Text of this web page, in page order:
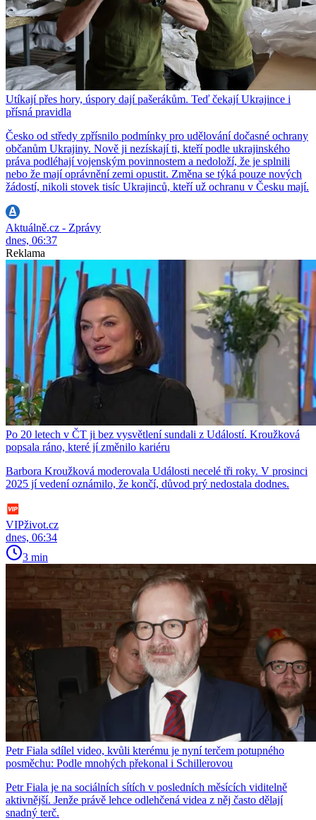
Utíkají přes hory, úspory dají pašerákům. Teď čekají Ukrajince i
přísná pravidla
Česko od středy zpřísnilo podmínky pro udělování dočasné ochrany
občanům Ukrajiny. Nově ji nezískají ti, kteří podle ukrajinského
práva podléhají vojenským povinnostem a nedoloží, že je splnili
nebo že mají oprávnění zemi opustit. Změna se týká pouze nových
žádostí, nikoli stovek tisíc Ukrajinců, kteří už ochranu v Česku mají.
Aktuálně.cz - Zprávy
dnes, 06:37
Reklama
Po 20 letech v ČT ji bez vysvětlení sundali z Událostí. Kroužková
popsala ráno, které jí změnilo kariéru
Barbora Kroužková moderovala Události necelé tři roky. V prosinci
2025 jí vedení oznámilo, že končí, důvod prý nedostala dodnes.
VIPživot.cz
dnes, 06:34
3 min
Petr Fiala sdílel video, kvůli kterému je nyní terčem potupného
posměchu: Podle mnohých překonal i Schillerovou
Petr Fiala je na sociálních sítích v posledních měsících viditelně
aktivnější. Jenže právě lehce odlehčená videa z něj často dělají
snadný terč.